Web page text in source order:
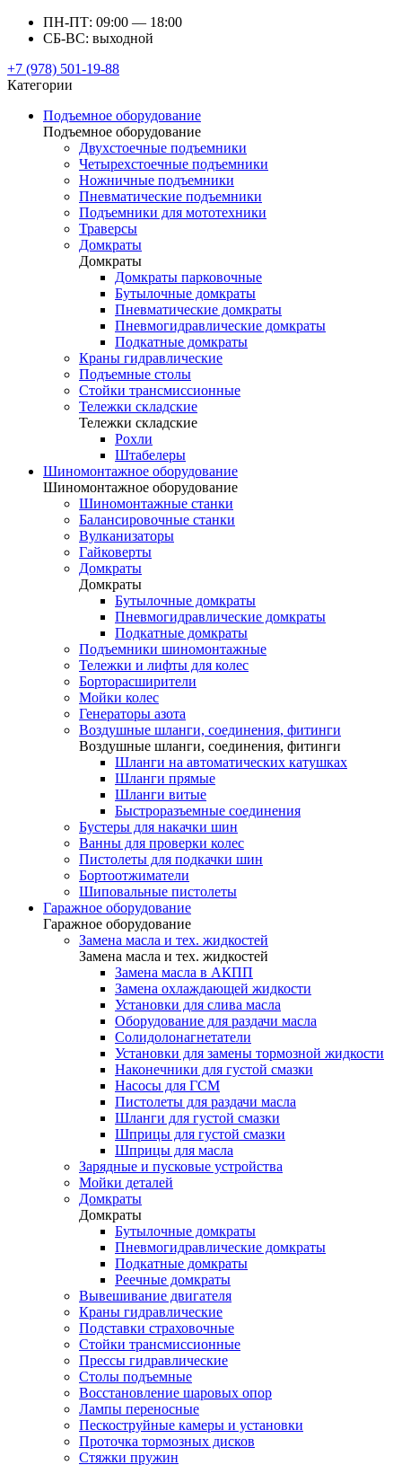
ПН-ПТ: 09:00 — 18:00
СБ-ВС: выходной
+7 (978) 501-19-88
Категории
Подъемное оборудование
Подъемное оборудование
Двухстоечные подъемники
Четырехстоечные подъемники
Ножничные подъемники
Пневматические подъемники
Подъемники для мототехники
Траверсы
Домкраты
Домкраты
Домкраты парковочные
Бутылочные домкраты
Пневматические домкраты
Пневмогидравлические домкраты
Подкатные домкраты
Краны гидравлические
Подъемные столы
Стойки трансмиссионные
Тележки складские
Тележки складские
Рохли
Штабелеры
Шиномонтажное оборудование
Шиномонтажное оборудование
Шиномонтажные станки
Балансировочные станки
Вулканизаторы
Гайковерты
Домкраты
Домкраты
Бутылочные домкраты
Пневмогидравлические домкраты
Подкатные домкраты
Подъемники шиномонтажные
Тележки и лифты для колес
Борторасширители
Мойки колес
Генераторы азота
Воздушные шланги, соединения, фитинги
Воздушные шланги, соединения, фитинги
Шланги на автоматических катушках
Шланги прямые
Шланги витые
Быстроразъемные соединения
Бустеры для накачки шин
Ванны для проверки колес
Пистолеты для подкачки шин
Бортоотжиматели
Шиповальные пистолеты
Гаражное оборудование
Гаражное оборудование
Замена масла и тех. жидкостей
Замена масла и тех. жидкостей
Замена масла в АКПП
Замена охлаждающей жидкости
Установки для слива масла
Оборудование для раздачи масла
Солидолонагнетатели
Установки для замены тормозной жидкости
Наконечники для густой смазки
Насосы для ГСМ
Пистолеты для раздачи масла
Шланги для густой смазки
Шприцы для густой смазки
Шприцы для масла
Зарядные и пусковые устройства
Мойки деталей
Домкраты
Домкраты
Бутылочные домкраты
Пневмогидравлические домкраты
Подкатные домкраты
Реечные домкраты
Вывешивание двигателя
Краны гидравлические
Подставки страховочные
Стойки трансмиссионные
Прессы гидравлические
Столы подъемные
Восстановление шаровых опор
Лампы переносные
Пескоструйные камеры и установки
Проточка тормозных дисков
Стяжки пружин